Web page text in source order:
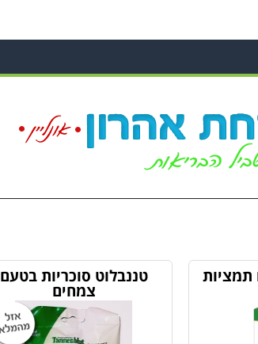
תמציות טננבלוט סוכריות בטעם
צמחים